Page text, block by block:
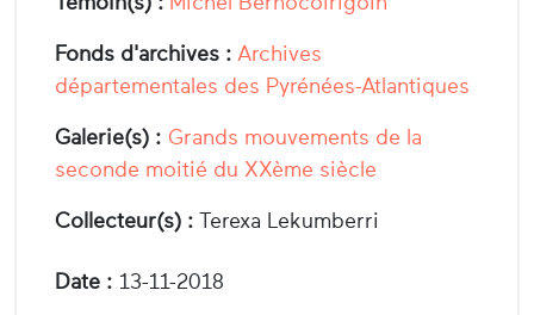
Fonds d'archives : Archives
départementales des Pyrénées-Atlantiques
Galerie(s) : Grands mouvements de la
seconde moitié du XXème siècle
Collecteur(s) : Terexa Lekumberri
Date : 13-11-2018